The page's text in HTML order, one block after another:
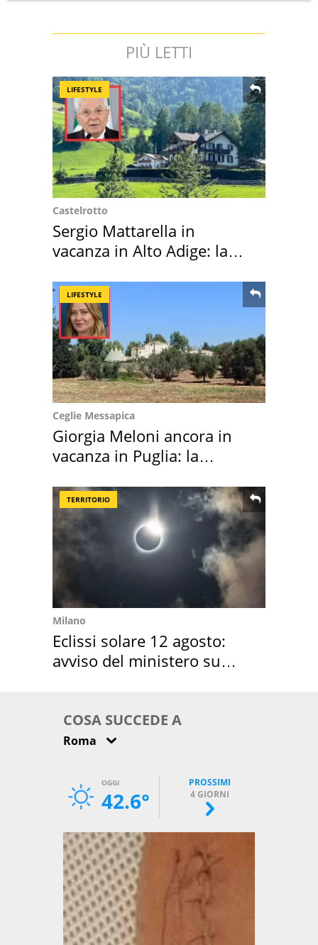
PIÙ LETTI
LIFESTYLE
Castelrotto
Sergio Mattarella in
vacanza in Alto Adige: la
LIFESTYLE
Ceglie Messapica
Giorgia Meloni ancora in
vacanza in Puglia: la
TERRITORIO
Milano
Eclissi solare 12 agosto:
avviso del ministero su